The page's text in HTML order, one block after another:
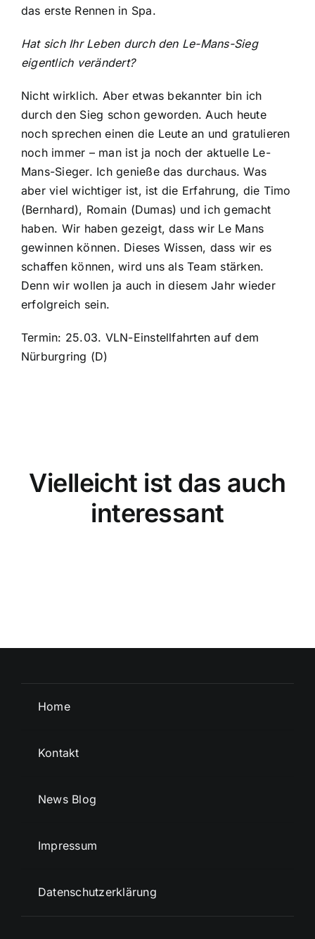
das erste Rennen in Spa.
Hat sich Ihr Leben durch den Le-Mans-Sieg
eigentlich verändert?
Nicht wirklich. Aber etwas bekannter bin ich
durch den Sieg schon geworden. Auch heute
noch sprechen einen die Leute an und gratulieren
noch immer – man ist ja noch der aktuelle Le-
Mans-Sieger. Ich genieße das durchaus. Was
aber viel wichtiger ist, ist die Erfahrung, die Timo
(Bernhard), Romain (Dumas) und ich gemacht
haben. Wir haben gezeigt, dass wir Le Mans
gewinnen können. Dieses Wissen, dass wir es
schaffen können, wird uns als Team stärken.
Denn wir wollen ja auch in diesem Jahr wieder
erfolgreich sein.
Termin: 25.03. VLN-Einstellfahrten auf dem
Nürburgring (D)
Vielleicht ist das auch
interessant
Home
Kontakt
News Blog
Impressum
Datenschutzerklärung